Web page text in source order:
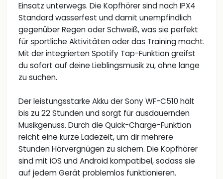
Einsatz unterwegs. Die Kopfhörer sind nach IPX4
Standard wasserfest und damit unempfindlich
gegenüber Regen oder Schweiß, was sie perfekt
für sportliche Aktivitäten oder das Training macht.
Mit der integrierten Spotify Tap-Funktion greifst
du sofort auf deine Lieblingsmusik zu, ohne lange
zu suchen.
Der leistungsstarke Akku der Sony WF-C510 hält
bis zu 22 Stunden und sorgt für ausdauernden
Musikgenuss. Durch die Quick-Charge-Funktion
reicht eine kurze Ladezeit, um dir mehrere
Stunden Hörvergnügen zu sichern. Die Kopfhörer
sind mit iOS und Android kompatibel, sodass sie
auf jedem Gerät problemlos funktionieren.